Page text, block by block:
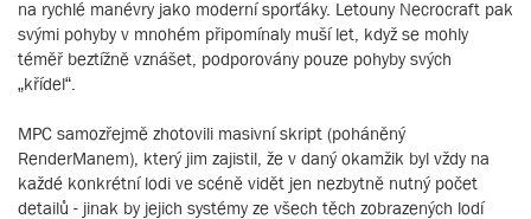
na rychlé manévry jako moderní sporťáky. Letouny Necrocraft pak
svými pohyby v mnohém připomínaly muší let, když se mohly
téměř beztížně vznášet, podporovány pouze pohyby svých
„křídel“.
MPC samozřejmě zhotovili masivní skript (poháněný
RenderManem), který jim zajistil, že v daný okamžik byl vždy na
každé konkrétní lodi ve scéně vidět jen nezbytně nutný počet
detailů - jinak by jejich systémy ze všech těch zobrazených lodí